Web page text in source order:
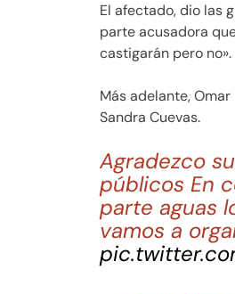
El afectado, dio las
parte acusadora
castigarán pero no».
Más adelante,
Sandra Cuevas.
Agradezco
públicos En
parte aguas
vamos a